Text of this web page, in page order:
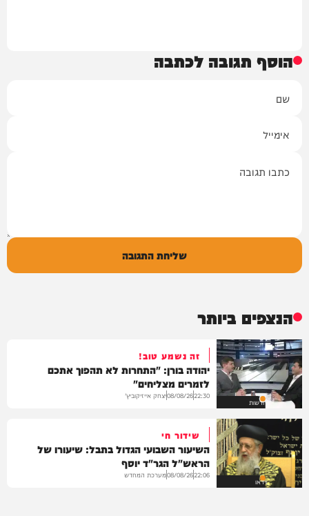
הוסף תגובה לכתבה
שליחת התגובה
הנצפים ביותר
חדשות
זה נשמע טוב!
יהודה בורן: "התחרות לא תהפוך אתכם
לזמרים מצליחים"
22:30
08/08/26יצחק אייזיקוביץ'
וידאו
שידור חי
השיעור השבועי הגדול בתבל: שיעורו של
הראש"ל הגר"ד יוסף
22:06
08/08/26מערכת המחדש